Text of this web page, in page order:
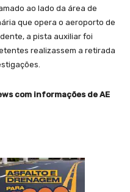
ao lado da área de
que opera o aeroporto de
a pista auxiliar foi
realizassem a retirada
com informações de AE